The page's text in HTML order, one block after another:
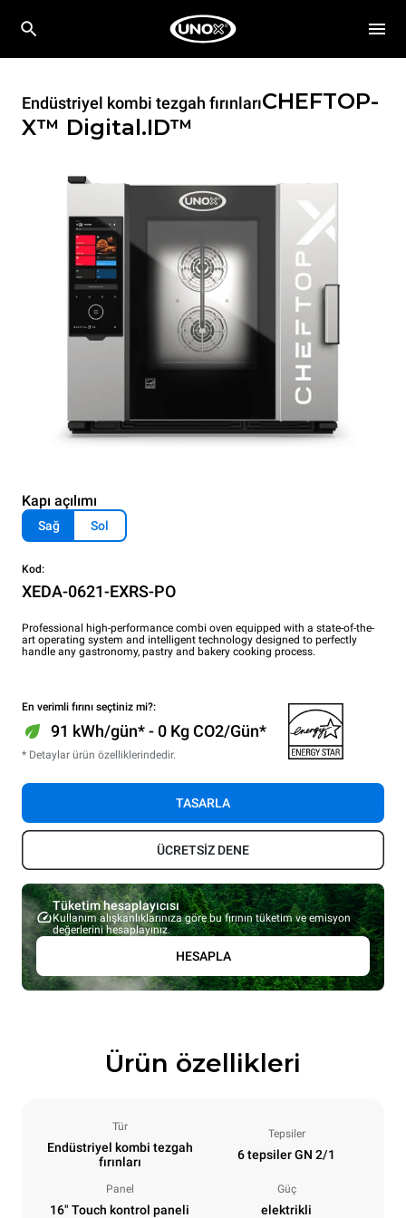
Endüstriyel kombi tezgah fırınlarıCHEFTOP-
X™ Digital.ID™
Kapı açılımı
Sağ Sol
Kod:
XEDA-0621-EXRS-PO
Professional high-performance combi oven equipped with a state-of-the-
art operating system and intelligent technology designed to perfectly
handle any gastronomy, pastry and bakery cooking process.
En verimli fırını seçtiniz mi?:
91 kWh/gün* - 0 Kg CO2/Gün*
* Detaylar ürün özelliklerindedir.
TASARLA
ÜCRETSİZ DENE
Tüketim hesaplayıcısı
Kullanım alışkanlıklarınıza göre bu fırının tüketim ve emisyon
değerlerini hesaplayınız.
HESAPLA
Ürün özellikleri
Tür
Endüstriyel kombi tezgah
fırınları
Tepsiler
6 tepsiler GN 2/1
Panel
16" Touch kontrol paneli
Güç
elektrikli